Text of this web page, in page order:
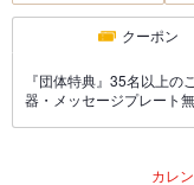
クーポン
『団体特典』35名以上
器・メッセージプレート
カレ